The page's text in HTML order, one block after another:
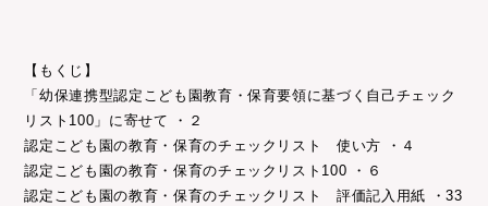
【もくじ】
「幼保連携型認定こども園教育・保育要領に基づく自己チェック
リスト100」に寄せて ・２
認定こども園の教育・保育のチェックリスト 使い方 ・４
認定こども園の教育・保育のチェックリスト100 ・６
認定こども園の教育・保育のチェックリスト 評価記入用紙 ・33